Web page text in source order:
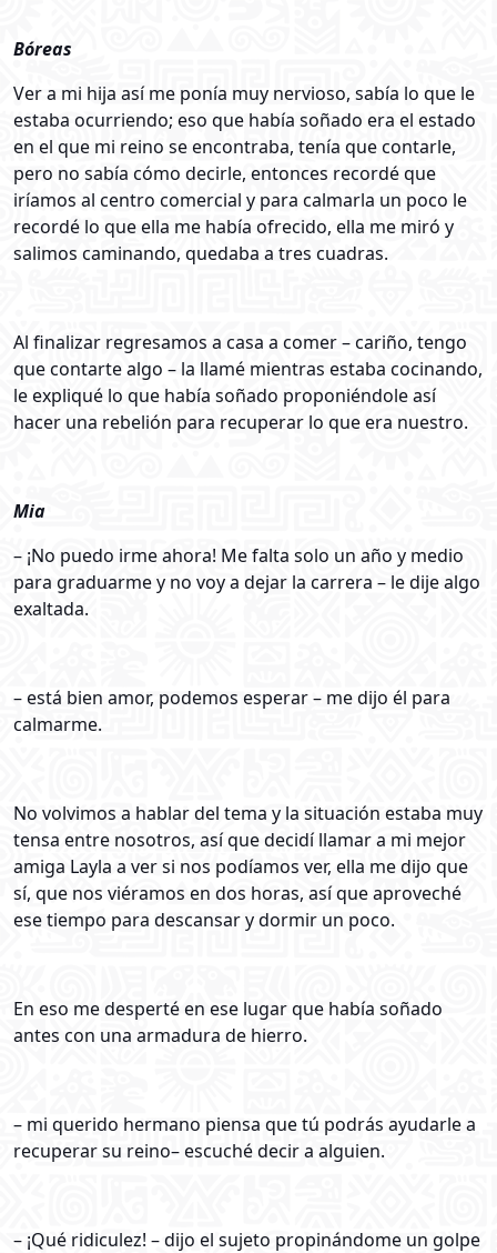
Bóreas
Ver a mi hija así me ponía muy nervioso, sabía lo que le
estaba ocurriendo; eso que había soñado era el estado
en el que mi reino se encontraba, tenía que contarle,
pero no sabía cómo decirle, entonces recordé que
iríamos al centro comercial y para calmarla un poco le
recordé lo que ella me había ofrecido, ella me miró y
salimos caminando, quedaba a tres cuadras.
Al finalizar regresamos a casa a comer – cariño, tengo
que contarte algo – la llamé mientras estaba cocinando,
le expliqué lo que había soñado proponiéndole así
hacer una rebelión para recuperar lo que era nuestro.
Mia
– ¡No puedo irme ahora! Me falta solo un año y medio
para graduarme y no voy a dejar la carrera – le dije algo
exaltada.
– está bien amor, podemos esperar – me dijo él para
calmarme.
No volvimos a hablar del tema y la situación estaba muy
tensa entre nosotros, así que decidí llamar a mi mejor
amiga Layla a ver si nos podíamos ver, ella me dijo que
sí, que nos viéramos en dos horas, así que aproveché
ese tiempo para descansar y dormir un poco.
En eso me desperté en ese lugar que había soñado
antes con una armadura de hierro.
– mi querido hermano piensa que tú podrás ayudarle a
recuperar su reino– escuché decir a alguien.
– ¡Qué ridiculez! – dijo el sujeto propinándome un golpe